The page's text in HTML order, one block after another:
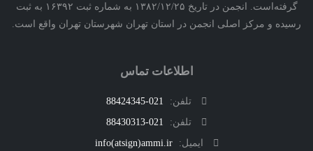
گرفته‌است. انجمن در تاریخ ۱۳۸۲/۱۲/۲۵ به شماره ثبت ۱۶۳۹۲ به ثبت
و مرکز اصلی انجمن در استان تهران شهرستان تهران واقع است.
اطلاعات تماس
تلفن:
021-88424345
تلفن:
021-88430313
ایمیل:
info(atsign)ammi.ir